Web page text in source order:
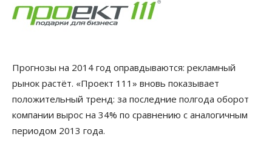
Прогнозы на 2014 год оправдываются: рекламный
рынок растёт. «Проект 111» вновь показывает
положительный тренд: за последние полгода оборот
компании вырос на 34% по сравнению с аналогичным
периодом 2013 года.